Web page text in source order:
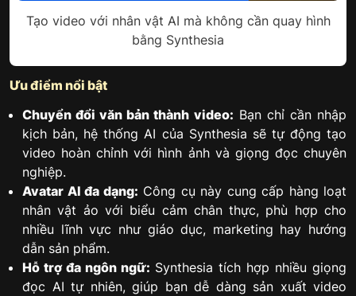
Tạo video với nhân vật AI mà không cần quay hình
bằng Synthesia
Ưu điểm nổi bật
Chuyển đổi văn bản thành video: Bạn chỉ cần nhập
kịch bản, hệ thống AI của Synthesia sẽ tự động tạo
video hoàn chỉnh với hình ảnh và giọng đọc chuyên
nghiệp.
Avatar AI đa dạng: Công cụ này cung cấp hàng loạt
nhân vật ảo với biểu cảm chân thực, phù hợp cho
nhiều lĩnh vực như giáo dục, marketing hay hướng
dẫn sản phẩm.
Hỗ trợ đa ngôn ngữ: Synthesia tích hợp nhiều giọng
đọc AI tự nhiên, giúp bạn dễ dàng sản xuất video